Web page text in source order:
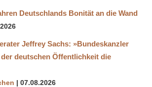
Deutschlands Bonität an die Wand
Jeffrey Sachs: »Bundeskanzler
der deutschen Öffentlichkeit die
07.08.2026